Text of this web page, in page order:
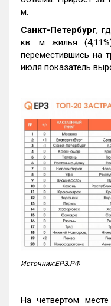
м.
Санкт-Петербург,
кв. м жилья
переместившись на
июля показатель
Источник:ЕРЗ.РФ
На четвертом